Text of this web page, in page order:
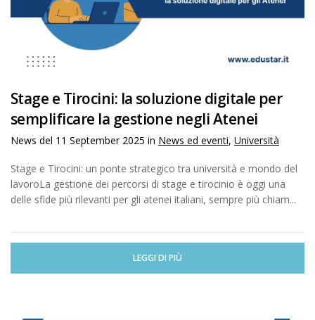
Stage e Tirocini: la soluzione digitale per
semplificare la gestione negli Atenei
News del 11 September 2025 in News ed eventi, Università
Stage e Tirocini: un ponte strategico tra università e mondo del
lavoroLa gestione dei percorsi di stage e tirocinio è oggi una
delle sfide più rilevanti per gli atenei italiani, sempre più chiam...
LEGGI DI PIÙ